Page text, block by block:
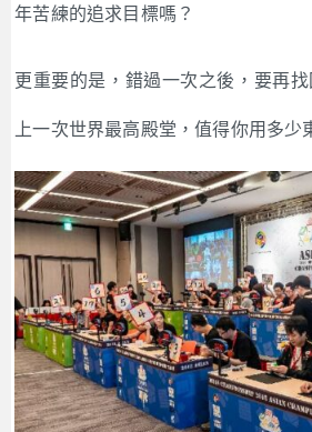
年苦練的追求目標嗎？
更重要的是，錯過一次之後，要再
上一次世界最高殿堂，值得你用多少